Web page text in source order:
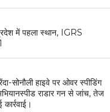
में पहला स्थान, IGRS
सोनौली हाइवे पर ओवर स्पीडिंग
राडार गन से जांच, तेज